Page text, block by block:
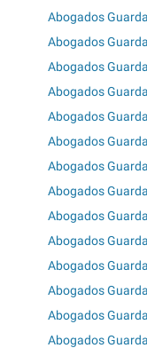
Abogados
Abogados
Abogados
Abogados
Abogados
Abogados
Abogados
Abogados
Abogados
Abogados
Abogados
Abogados
Abogados
Abogados